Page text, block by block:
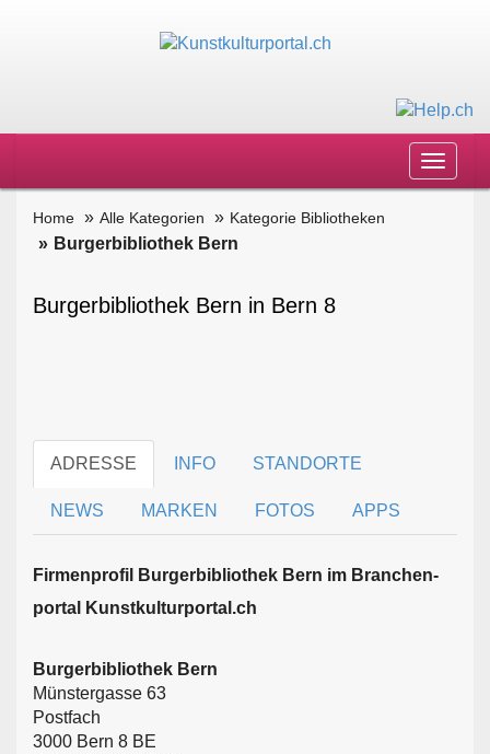
Toggle
Home Alle Kategorien Kategorie Bibliotheken
Burgerbibliothek Bern
Burgerbibliothek Bern in Bern 8
ADRESSE INFO STANDORTE
NEWS MARKEN FOTOS APPS
Firmen­profil Burgerbibliothek Bern im Branchen­
portal Kunstkulturportal.ch
Burgerbibliothek Bern
Münstergasse 63
Postfach
3000 Bern 8 BE